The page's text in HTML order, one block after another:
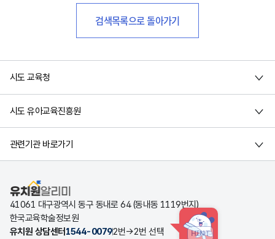
검색목록으로 돌아가기
시도 교육청
시도 유아교육진흥원
관련기관 바로가기
유치원알리미
41061 대구광역시 동구 동내로 64 (동내동 1119번지)
한국교육학술정보원
유치원 상담센터 1544-00792번→2번 선택 HINT